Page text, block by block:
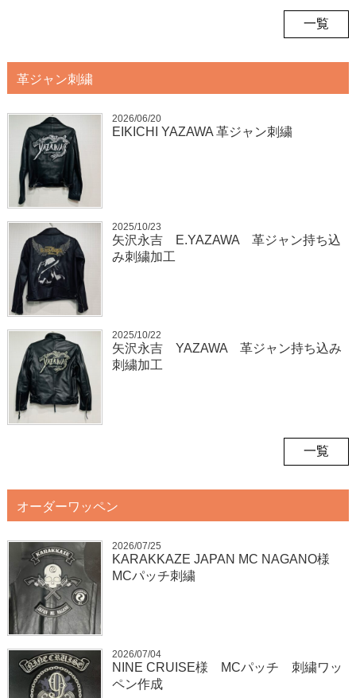
一覧
革ジャン刺繍
2026/06/20
EIKICHI YAZAWA 革ジャン刺繍
2025/10/23
矢沢永吉 E.YAZAWA 革ジャン持ち込
み刺繍加工
2025/10/22
矢沢永吉 YAZAWA 革ジャン持ち込み
刺繍加工
一覧
オーダーワッペン
2026/07/25
KARAKKAZE JAPAN MC NAGANO様
MCパッチ刺繍
2026/07/04
NINE CRUISE様 MCパッチ 刺繍ワッ
ペン作成